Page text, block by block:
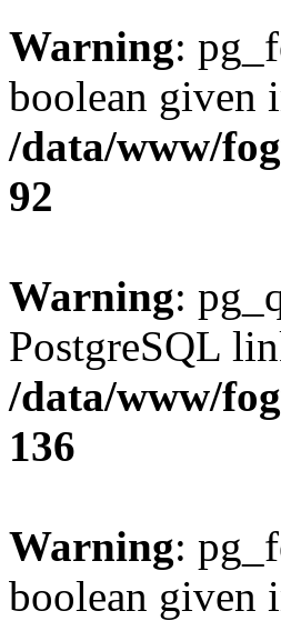
Warning:
boolean given
/data/www/
92
Warning:
PostgreSQL
/data/www/
136
Warning:
boolean given